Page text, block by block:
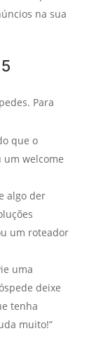
na sua
Para
que o
um welcome
algo der
um roteador
uma
deixe
tenha
muito!”